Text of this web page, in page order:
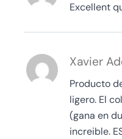
Excellent
Xavier
Producto
ligero. El
(gana en
increible.